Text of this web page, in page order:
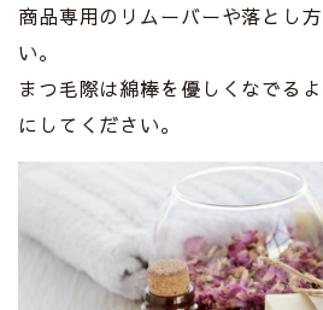
商品専用のリムーバーや落とし
い。
まつ毛際は綿棒を優しくなでる
にしてください。